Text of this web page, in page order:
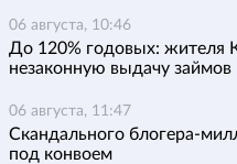
06 августа, 10:46
До 120% годовых: жителя
незаконную выдачу займов
06 августа, 11:47
Скандального блогера-
под конвоем